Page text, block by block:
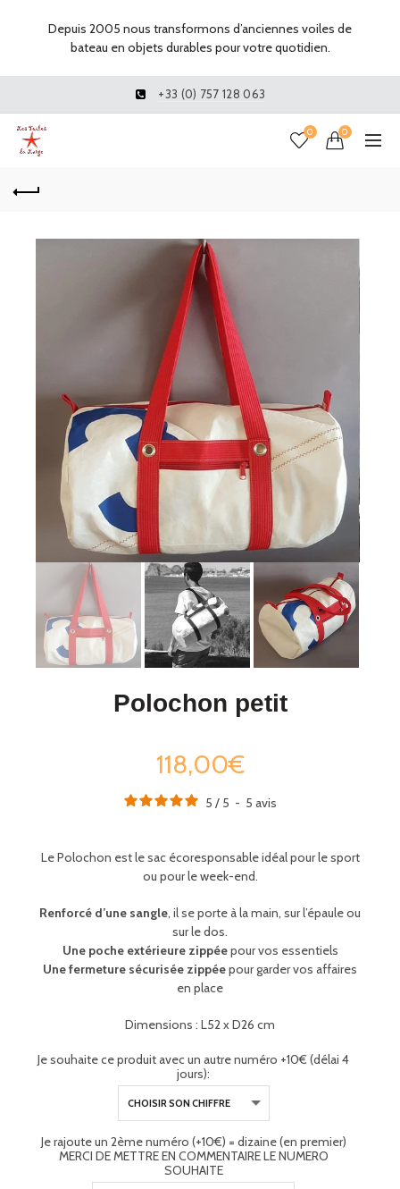
+33 (0) 757 128 063
0 0
Polochon petit
118,00€
5 / 5 - 5 avis
Le Polochon est le sac écoresponsable idéal pour le sport
ou pour le week-end.
Renforcé d’une sangle, il se porte à la main, sur l’épaule ou
sur le dos.
Une poche extérieure zippéepour vos essentiels
Une fermeture sécurisée zippéepour garder vos affaires
en place
Dimensions : L52 x D26 cm
Je souhaite ce produit avec un autre numéro +10€ (délai 4
jours):
Je rajoute un 2ème numéro (+10€) = dizaine (en premier)
MERCI DE METTRE EN COMMENTAIRE LE NUMERO
SOUHAITE
Depuis 2005 nous transformons d’anciennes voiles de
bateau en objets durables pour votre quotidien.